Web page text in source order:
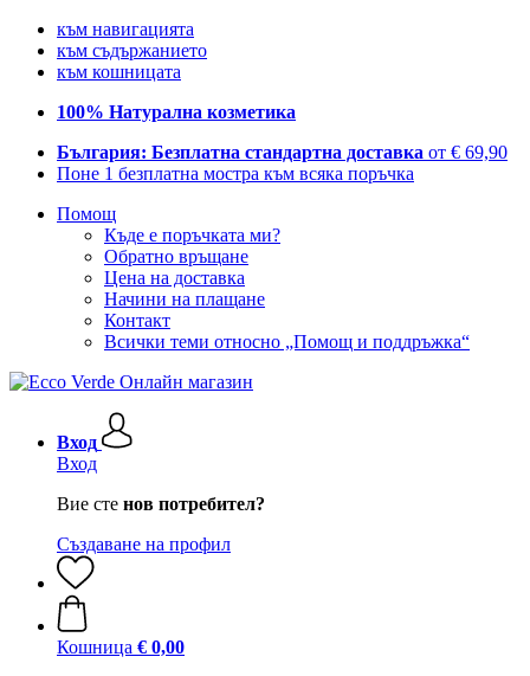
към навигацията
към съдържанието
към кошницата
100% Натурална козметика
България: Безплатна стандартна доставка от € 69,90
Поне 1 безплатна мостра към всяка поръчка
Помощ
Къде е поръчката ми?
Обратно връщане
Цена на доставка
Начини на плащане
Контакт
Всички теми относно „Помощ и поддръжка“
Вход
Вход
Вие сте нов потребител?
Създаване на профил
Кошница € 0,00